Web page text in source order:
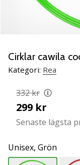
ambassadör
passion
som
Join
us
as
a
Ambassador.
Cirklar cawila
Kategori: Rea
332 kr
299 kr
Senaste lägsta
Unisex, Grön